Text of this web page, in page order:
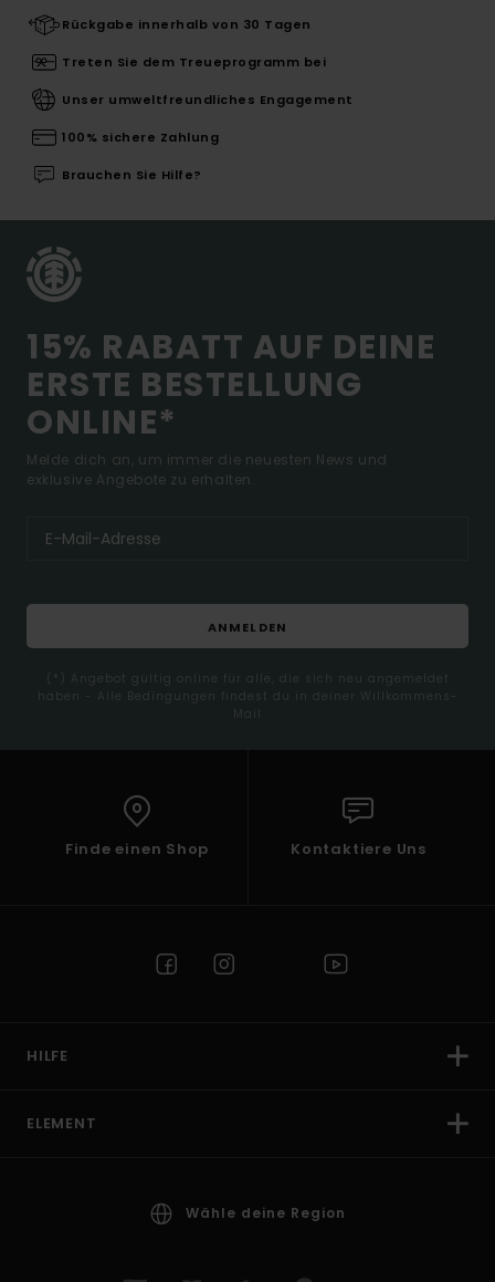
Rückgabe innerhalb von 30 Tagen
Treten Sie dem Treueprogramm bei
Unser umweltfreundliches Engagement
100% sichere Zahlung
Brauchen Sie Hilfe?
15% RABATT AUF DEINE
ERSTE BESTELLUNG
ONLINE*
Melde dich an, um immer die neuesten News und
exklusive Angebote zu erhalten.
ANMELDEN
(*) Angebot gültig online für alle, die sich neu angemeldet
haben - Alle Bedingungen findest du in deiner Willkommens-
Mail
Finde einen Shop Kontaktiere Uns
HILFE
ELEMENT
Wähle deine Region